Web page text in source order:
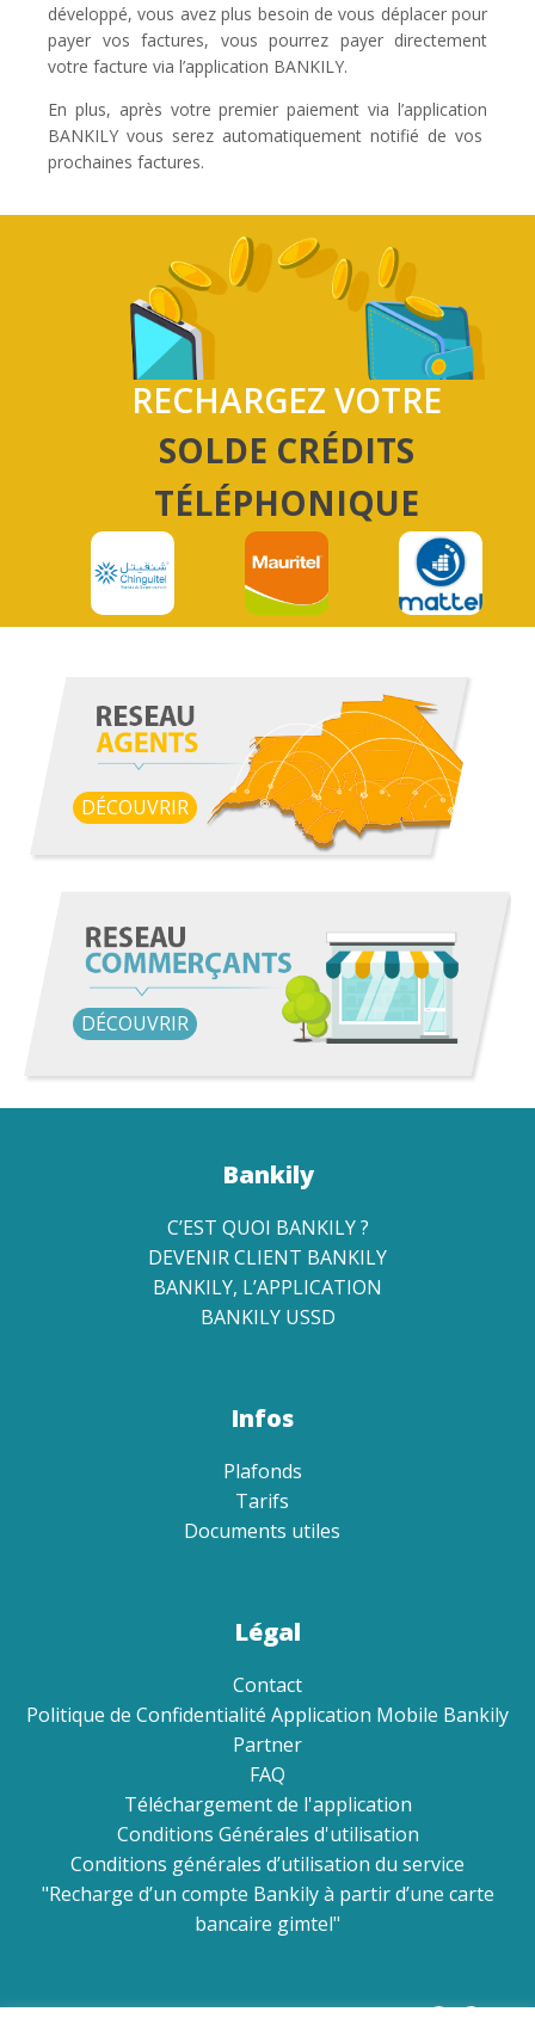
développé, vous avez plus besoin de vous déplacer pour
payer vos factures, vous pourrez payer directement
votre facture via l’application BANKILY.
En plus, après votre premier paiement via l’application
BANKILY vous serez automatiquement notifié de vos
prochaines factures.
RECHARGEZ VOTRE
SOLDE CRÉDITS
TÉLÉPHONIQUE
DÉCOUVRIR
DÉCOUVRIR
Bankily
C’EST QUOI BANKILY ?
DEVENIR CLIENT BANKILY
BANKILY, L’APPLICATION
BANKILY USSD
Infos
Plafonds
Tarifs
Documents utiles
Légal
Contact
Politique de Confidentialité Application Mobile Bankily
Partner
FAQ
Téléchargement de l'application
Conditions Générales d'utilisation
Conditions générales d’utilisation du service
"Recharge d’un compte Bankily à partir d’une carte
bancaire gimtel"